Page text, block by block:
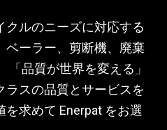
クルのニーズに対応する
ベーラー、剪断機、廃棄
「品質が世界を変える」
ラスの品質とサービスを
求めて Enerpat をお選